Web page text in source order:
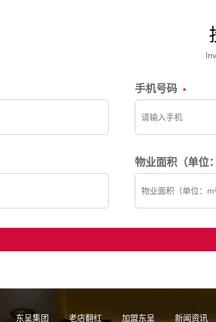
手机号码
物业面积（单位：
东呈集团 老店翻红 加盟东呈 新闻资讯